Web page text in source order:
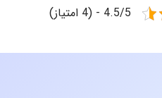
4.5/5 - (4 امتیاز)